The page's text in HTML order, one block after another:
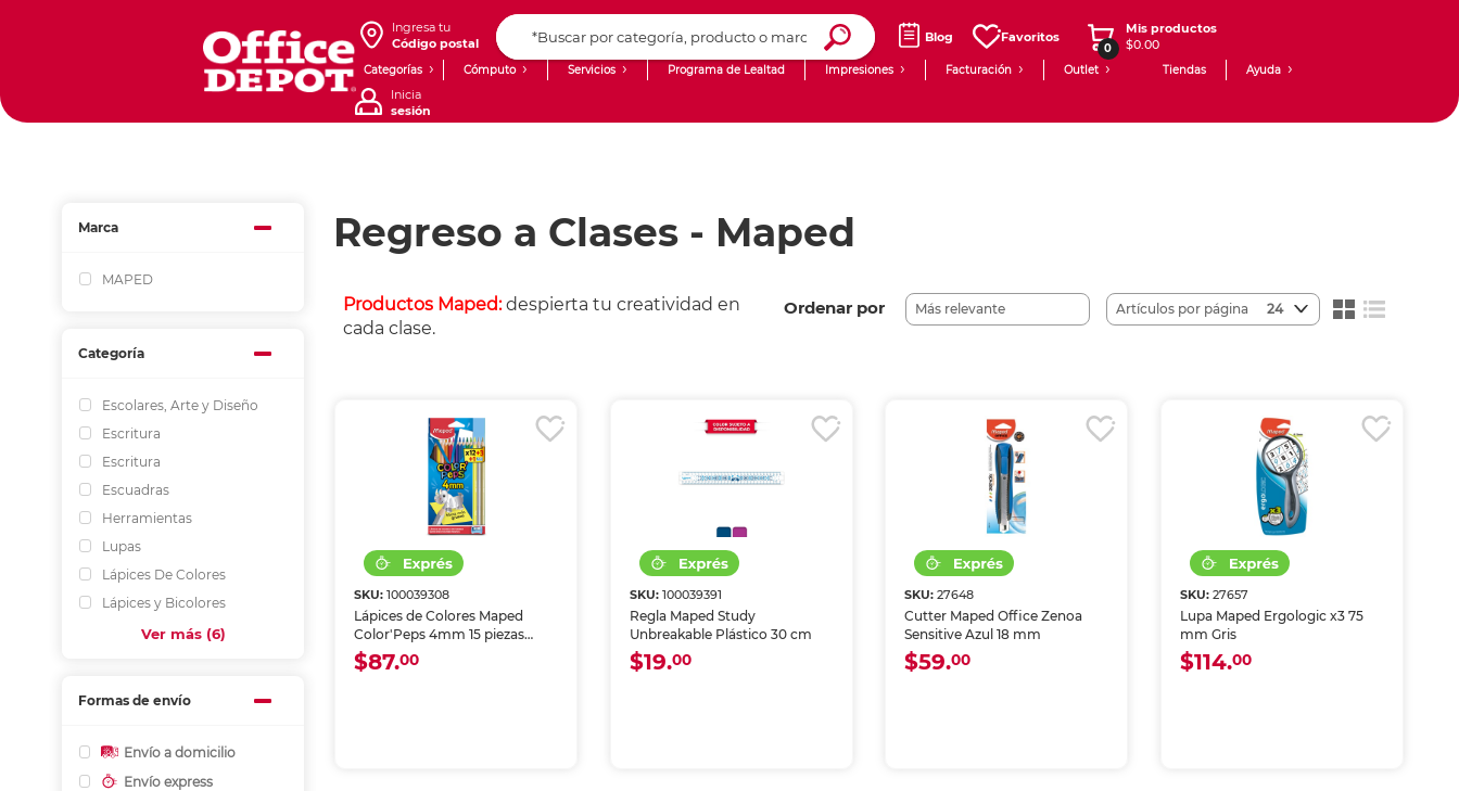
Ingresa tu
Código postal
Blog Favoritos
0
Mis productos
$0.00
Categorías Cómputo Servicios
PyME
Programa de Lealtad Impresiones Facturación Outlet Tiendas Ayuda
Inicia
sesión
Marca
MAPED
Categoría
Escolares, Arte y Diseño
Escritura
Escritura
Escuadras
Herramientas
Lupas
Lápices De Colores
Lápices y Bicolores
Ver más (6)
Formas de envío
Envío a domicilio
Envío express
Regreso a Clases - Maped
Productos Maped:despierta tu creatividad en
cada clase.
Ordenar por Artículos por página 24
SKU:100039308
Lápices de Colores Maped
Color'Peps 4mm 15 piezas
Incluye un sacapuntas
$87.00
SKU: 100039391
Regla Maped Study
Unbreakable Plástico 30 cm
$19.00
SKU:27648
Cutter Maped Office Zenoa
Sensitive Azul 18 mm
$59.00
SKU: 27657
Lupa Maped Ergologic x3 75
mm Gris
$114.00